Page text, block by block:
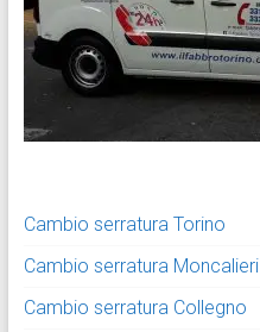
Cambio serratura Torino
Cambio serratura Moncalieri
Cambio serratura Collegno